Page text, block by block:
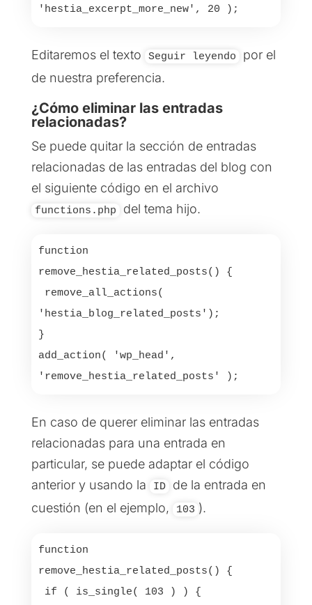
Editaremos el texto Seguir leyendo
por el
de nuestra preferencia.
¿Cómo eliminar las entradas
relacionadas?
Se puede quitar la sección de entradas
relacionadas de las entradas del blog con
el siguiente código en el archivo
functions.php del tema hijo.
function
remove_hestia_related_posts() {
'hestia_blog_related_posts');
}
add_action( 'wp_head',
En caso de querer eliminar las entradas
relacionadas para una entrada en
particular, se puede adaptar el código
anterior y usando la
ID
de la entrada en
cuestión (en el ejemplo,
103 ).
function
remove_hestia_related_posts() {